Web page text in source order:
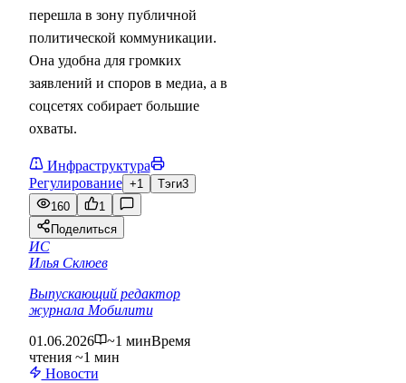
перешла в зону публичной
политической коммуникации.
Она удобна для громких
заявлений и споров в медиа, а в
соцсетях собирает большие
охваты.
Инфраструктура
Регулирование +1 Тэги3
160
1
Поделиться
ИС
Илья Склюев
Выпускающий редактор
журнала Мобилити
01.06.2026
~1 минВремя
чтения ~1 мин
Новости